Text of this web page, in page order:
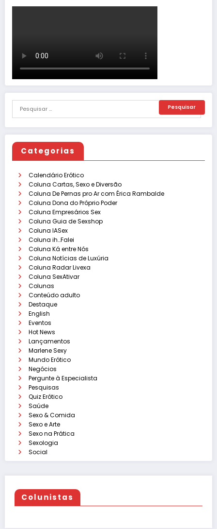
Categorias
Calendário Erótico
Coluna Cartas, Sexo e Diversão
Coluna De Pernas pro Ar com Érica Rambalde
Coluna Dona do Próprio Poder
Coluna Empresários Sex
Coluna Guia de Sexshop
Coluna IASex
Coluna ih…Falei
Coluna Ká entre Nós
Coluna Notícias de Luxúria
Coluna Radar Livexa
Coluna SexAtivar
Colunas
Conteúdo adulto
Destaque
English
Eventos
Hot News
Lançamentos
Marlene Sexy
Mundo Erótico
Negócios
Pergunte à Especialista
Pesquisas
Quiz Erótico
Saúde
Sexo & Comida
Sexo e Arte
Sexo na Prática
Sexologia
Social
Colunistas